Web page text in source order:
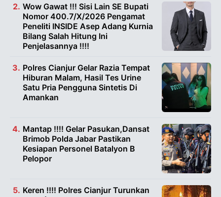
Wow Gawat !!! Sisi Lain SE Bupati
Nomor 400.7/X/2026 Pengamat
Peneliti INSIDE Asep Adang Kurnia
Bilang Salah Hitung Ini
Penjelasannya !!!!
Polres Cianjur Gelar Razia Tempat
Hiburan Malam, Hasil Tes Urine
Satu Pria Pengguna Sintetis Di
Amankan
Mantap !!!! Gelar Pasukan,Dansat
Brimob Polda Jabar Pastikan
Kesiapan Personel Batalyon B
Pelopor
Keren !!!! Polres Cianjur Turunkan